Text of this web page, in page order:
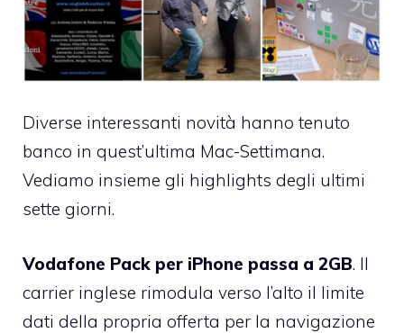
Diverse interessanti novità hanno tenuto
banco in quest’ultima Mac-Settimana.
Vediamo insieme gli highlights degli ultimi
sette giorni.
Vodafone Pack per iPhone passa a 2GB. Il
carrier inglese rimodula verso l’alto il limite
dati della propria offerta per la navigazione